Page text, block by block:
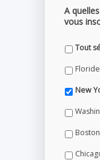
A
vous
Tout
Floride
New
Boston